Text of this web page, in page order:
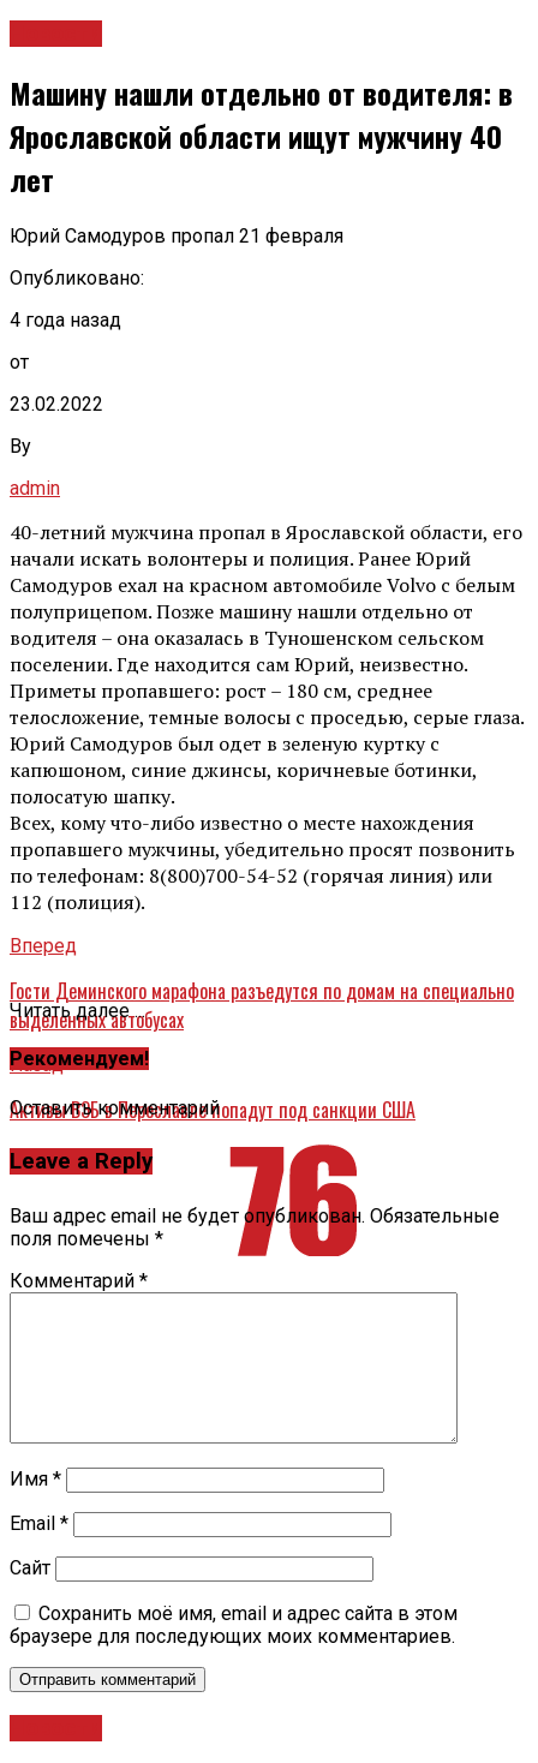
Машину нашли отдельно от водителя: в
Ярославской области ищут мужчину 40
лет
Юрий Самодуров пропал 21 февраля
Опубликовано:
4 года назад
от
23.02.2022
By
admin
40-летний мужчина пропал в Ярославской области, его
начали искать волонтеры и полиция. Ранее Юрий
Самодуров ехал на красном автомобиле Volvo с белым
полуприцепом. Позже машину нашли отдельно от
водителя – она оказалась в Туношенском сельском
поселении. Где находится сам Юрий, неизвестно.
Приметы пропавшего: рост – 180 см, среднее
телосложение, темные волосы с проседью, серые глаза.
Юрий Самодуров был одет в зеленую куртку с
капюшоном, синие джинсы, коричневые ботинки,
полосатую шапку.
Всех, кому что-либо известно о месте нахождения
пропавшего мужчины, убедительно просят позвонить
по телефонам: 8(800)700-54-52 (горячая линия) или
112 (полиция).
Вперед
Гости Деминского марафона разъедутся по домам на специально
выделенных автобусах
Назад
Активы ВЭБ в Переславле попадут под санкции США
Читать далее ...
Рекомендуем!
Оставить комментарий
Leave a Reply
Ваш адрес email не будет опубликован. Обязательные
поля помечены *
Комментарий *
Имя *
Email *
Сайт
Сохранить моё имя, email и адрес сайта в этом
браузере для последующих моих комментариев.